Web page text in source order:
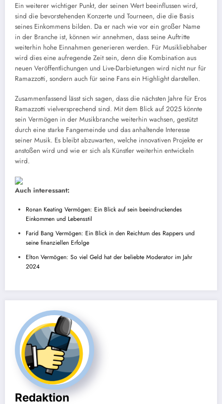
Ein weiterer wichtiger Punkt, der seinen Wert beeinflussen wird,
sind die bevorstehenden Konzerte und Tourneen, die die Basis
seines Einkommens bilden. Da er nach wie vor ein großer Name
in der Branche ist, können wir annehmen, dass seine Auftritte
weiterhin hohe Einnahmen generieren werden. Für Musikliebhaber
wird dies eine aufregende Zeit sein, denn die Kombination aus
neuen Veröffentlichungen und Live-Darbietungen wird nicht nur für
Ramazzotti, sondern auch für seine Fans ein Highlight darstellen.
Zusammenfassend lässt sich sagen, dass die nächsten Jahre für Eros
Ramazzotti vielversprechend sind. Mit dem Blick auf 2025 könnte
sein Vermögen in der Musikbranche weiterhin wachsen, gestützt
durch eine starke Fangemeinde und das anhaltende Interesse
seiner Musik. Es bleibt abzuwarten, welche innovativen Projekte er
anstoßen wird und wie er sich als Künstler weiterhin entwickeln
wird.
Auch interessant:
Ronan Keating Vermögen: Ein Blick auf sein beeindruckendes
Einkommen und Lebensstil
Farid Bang Vermögen: Ein Blick in den Reichtum des Rappers und
seine finanziellen Erfolge
Elton Vermögen: So viel Geld hat der beliebte Moderator im Jahr
2024
Redaktion